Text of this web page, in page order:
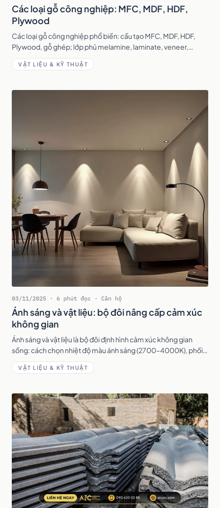
Các loại gỗ công nghiệp: MFC, MDF, HDF,
Plywood
Các loại gỗ công nghiệp phổ biến: cấu tạo MFC, MDF, HDF,
Plywood, gỗ ghép; lớp phủ melamine, laminate, veneer,
acrylic và cách chọn theo từng khu vực.
VẬT LIỆU & KỸ THUẬT
03/11/2025 · 6 phút đọc · Căn hộ
Ánh sáng và vật liệu: bộ đôi nâng cấp cảm xúc
không gian
Ánh sáng và vật liệu là bộ đôi định hình cảm xúc không gian
sống: cách chọn nhiệt độ màu ánh sáng (2700–4000K), phối
vật liệu gỗ, đá, kính và cách kết hợp để nội thất chạm cảm xúc.
VẬT LIỆU & KỸ THUẬT